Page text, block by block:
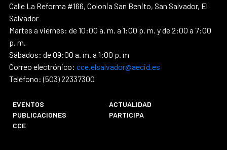
Calle La Reforma #166, Colonia San Benito, San Salvador, El
Salvador
Martes a viernes: de 10:00 a. m. a 1:00 p. m. y de 2:00 a 7:00
p. m.
Sábados: de 09:00 a. m. a 1:00 p. m
Correo electrónico: cce.elsalvador@aecid.es
Teléfono: (503) 22337300
EVENTOS
ACTUALIDAD
PUBLICACIONES
PARTICIPA
CCE